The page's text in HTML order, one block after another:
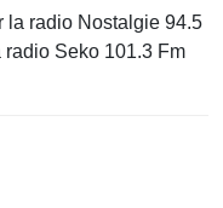
la radio Nostalgie 94.5
radio Seko 101.3 Fm